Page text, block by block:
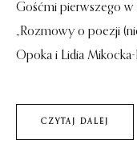
Gośćmi pierwszego
„Rozmowy o poezji
Opoka i Lidia
CZYTAJ DALEJ